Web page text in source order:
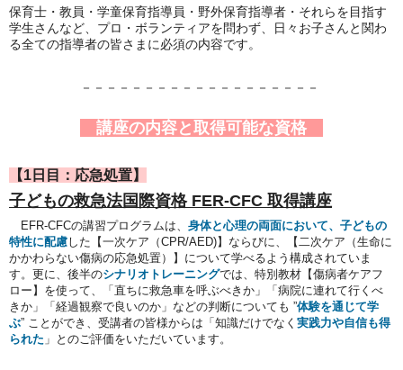
保育士・教員・学童保育指導員・野外保育指導者・それらを目指す
学生さんなど、プロ・ボランティアを問わず、日々お子さんと関わ
る全ての指導者の皆さまに必須の内容です。
－－－－－－－－－－－－－－－－－－－
講座の内容と取得可能な資格
【1日目：応急処置】
子どもの救急法国際資格 FER-CFC 取得講座
EFR-CFCの講習プログラムは、 身体と心理の両面において、子どもの
特性に配慮した【一次ケア（CPR/AED)】ならびに、【二次ケア（生命に
かかわらない傷病の応急処置）】について学べるよう構成されていま
す。更に、後半のシナリオトレーニングでは、特別教材【傷病者ケアフ
ロー】を使って、「直ちに救急車を呼ぶべきか」「病院に連れて行くべ
きか」「経過観察で良いのか」などの判断についても ”体験を通じて学
ぶ” ことができ、受講者の皆様からは「知識だけでなく 実践力や自信も得
られた 」とのご評価をいただいています。